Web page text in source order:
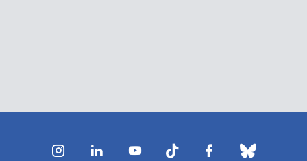
InstagramLinkedInYoutubeTikTok Facebook